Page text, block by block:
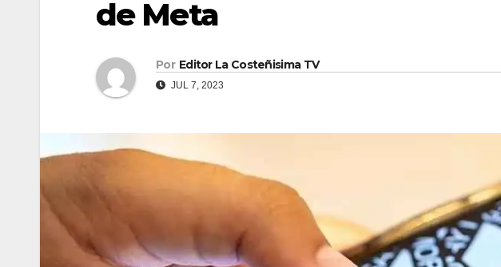
de Meta
Por Editor La Costeñisima TV
JUL 7, 2023